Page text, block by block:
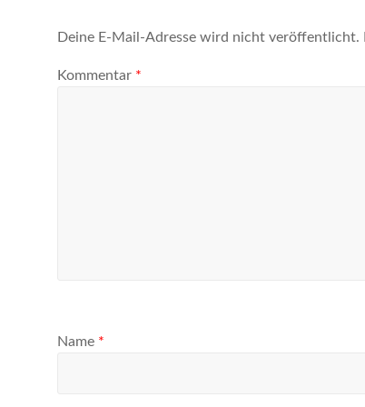
Deine E-Mail-Adresse wird nicht veröffentlicht.
Kommentar *
Name *